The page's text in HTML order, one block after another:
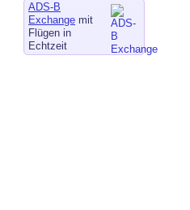
ADS-B
Exchange mit
Flügen in
Echtzeit